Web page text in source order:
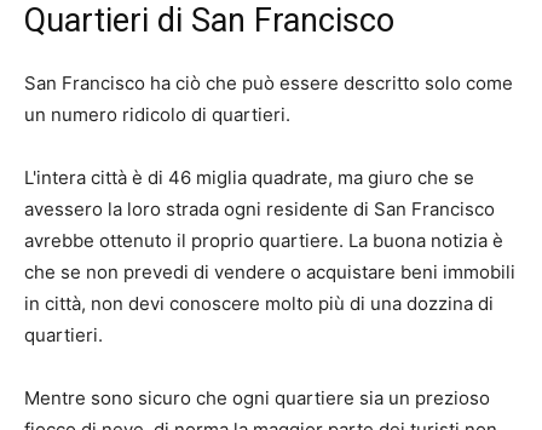
Quartieri di San Francisco
San Francisco ha ciò che può essere descritto solo come
un numero ridicolo di quartieri.
L'intera città è di 46 miglia quadrate, ma giuro che se
avessero la loro strada ogni residente di San Francisco
avrebbe ottenuto il proprio quartiere. La buona notizia è
che se non prevedi di vendere o acquistare beni immobili
in città, non devi conoscere molto più di una dozzina di
quartieri.
Mentre sono sicuro che ogni quartiere sia un prezioso